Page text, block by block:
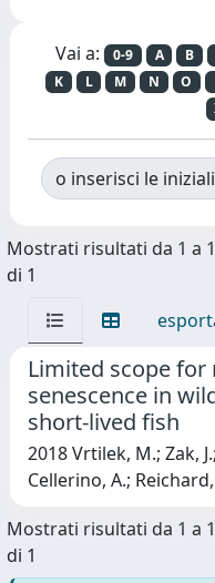
Vai a: 0-9 A B
K
L M N O
o inserisci le
Mostrati risultati da 1 a 1
di 1
Limited scope
senescence in
short-lived fish
2018 Vrtilek, M.; Zak,
Cellerino, A.;
Mostrati risultati da 1 a 1
di 1